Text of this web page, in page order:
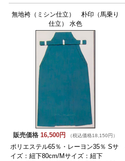
無地袴（ミシン仕立） 朴印（馬乗り
仕立） 水色
販売価格16,500円 （税込価格18,150円）
ポリエステル65％・レーヨン35％ Sサ
イズ：紐下80cm/Mサイズ：紐下